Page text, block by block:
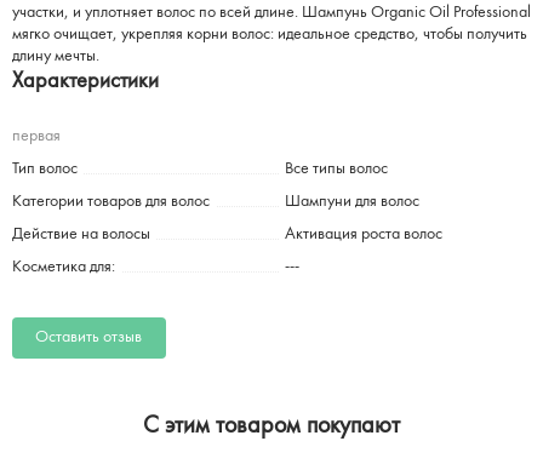
участки, и уплотняет волос по всей длине. Шампунь Organic Oil Professional
мягко очищает, укрепляя корни волос: идеальное средство, чтобы получить
длину мечты.
Характеристики
первая
Тип волос Все типы волос
Категории товаров для волос Шампуни для волос
Действие на волосы Активация роста волос
Косметика для: ---
Оставить отзыв
C этим товаром покупают